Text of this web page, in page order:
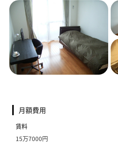
月額費用
賃料
15万7000円